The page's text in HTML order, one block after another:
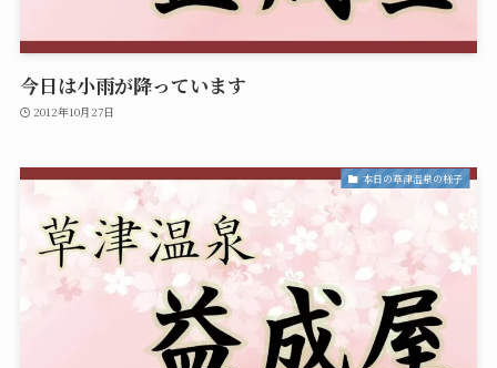
今日は小雨が降っています
2012年10月27日
本日の草津温泉の様子